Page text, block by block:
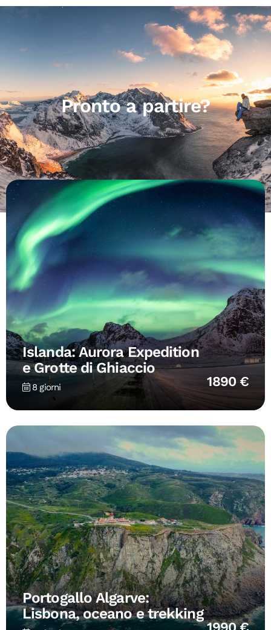
Pronto a partire?
Islanda: Aurora Expedition
e Grotte di Ghiaccio
8 giorni 1890 €
Portogallo Algarve:
Lisbona, oceano e trekking